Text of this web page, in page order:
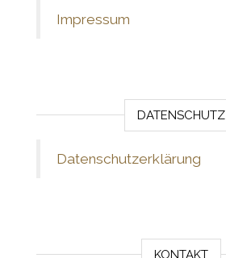
Impressum
DATENSCHUTZ
Datenschutzerklärung
KONTAKT